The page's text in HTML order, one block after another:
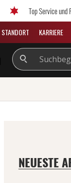
Top Service und
STANDORT KARRIERE
NEUESTE